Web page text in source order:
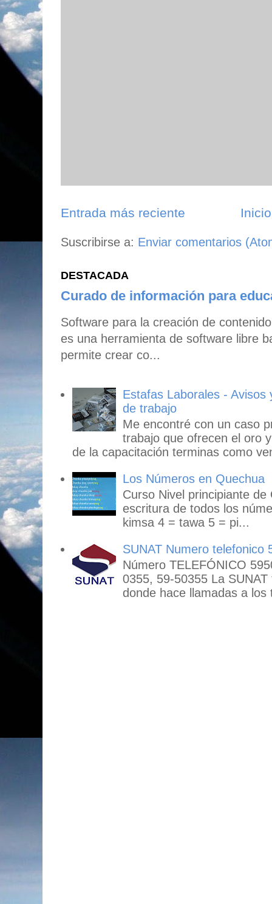
Entrada más reciente Inicio
Suscribirse a: Enviar comentarios
DESTACADA
Curado de información para
Software para la creación de
es una herramienta de software libre
permite crear co...
Estafas Laborales -
de trabajo
Me encontré con un caso
trabajo que ofrecen el oro
de la capacitación terminas como
Los Números en Quechua
Curso Nivel principiante
escritura de todos los
kimsa 4 = tawa 5 = pi...
SUNAT Numero telefonico
Número TELEFÓNICO
0355, 59-50355 La
donde hace llamadas a los